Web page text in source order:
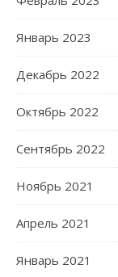
Январь 2023
Декабрь 2022
Октябрь 2022
Сентябрь 2022
Ноябрь 2021
Апрель 2021
Январь 2021